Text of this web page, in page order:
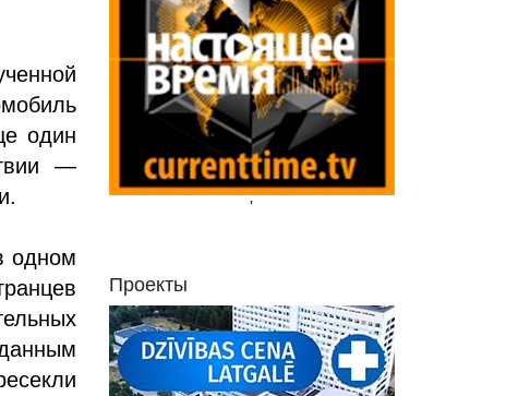
один
—
одном
'
Проекты